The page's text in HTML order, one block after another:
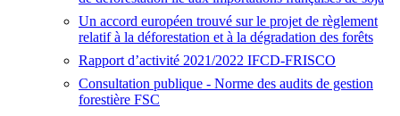
Un accord européen trouvé sur le projet de règlement
relatif à la déforestation et à la dégradation des forêts
Rapport d’activité 2021/2022 IFCD-FRISCO
Consultation publique - Norme des audits de gestion
forestière FSC